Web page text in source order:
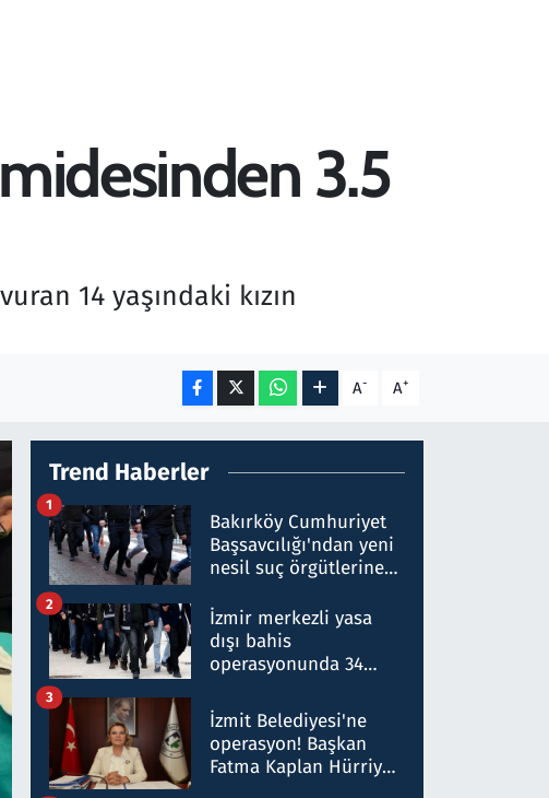
midesinden 3.5
14 yaşındaki kızın
A- A+
Trend Haberler
Bakırköy Cumhuriyet
Başsavcılığı'ndan yeni
nesil suç örgütlerine
hakkında gözaltı kararı
1
İzmir merkezli yasa
dışı bahis
operasyonunda 34
Milyar liralık para
trafiği tespit edildi
2
İzmit Belediyesi'ne
operasyon! Başkan
Fatma Kaplan Hürriyet
3